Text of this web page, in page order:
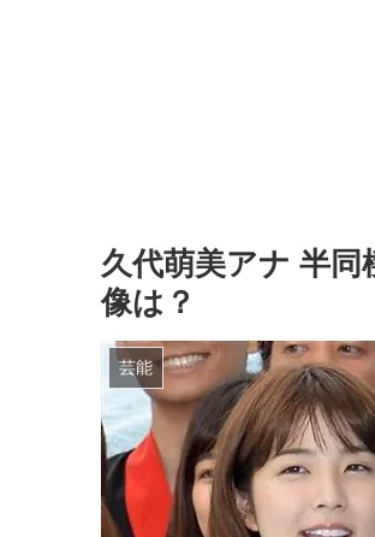
久代萌美アナ 半
像は？
芸能